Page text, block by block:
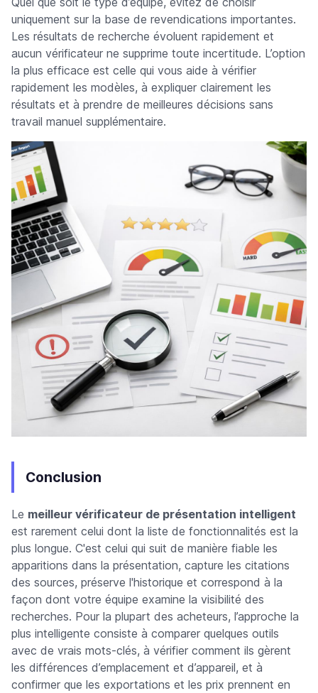
uniquement sur la base de revendications importantes.
Les résultats de recherche évoluent rapidement et
aucun vérificateur ne supprime toute incertitude. L’option
la plus efficace est celle qui vous aide à vérifier
rapidement les modèles, à expliquer clairement les
résultats et à prendre de meilleures décisions sans
travail manuel supplémentaire.
Conclusion
Le meilleur vérificateur de présentation intelligent
est rarement celui dont la liste de fonctionnalités est la
plus longue. C'est celui qui suit de manière fiable les
apparitions dans la présentation, capture les citations
des sources, préserve l'historique et correspond à la
façon dont votre équipe examine la visibilité des
recherches. Pour la plupart des acheteurs, l’approche la
plus intelligente consiste à comparer quelques outils
avec de vrais mots-clés, à vérifier comment ils gèrent
les différences d’emplacement et d’appareil, et à
confirmer que les exportations et les prix prennent en